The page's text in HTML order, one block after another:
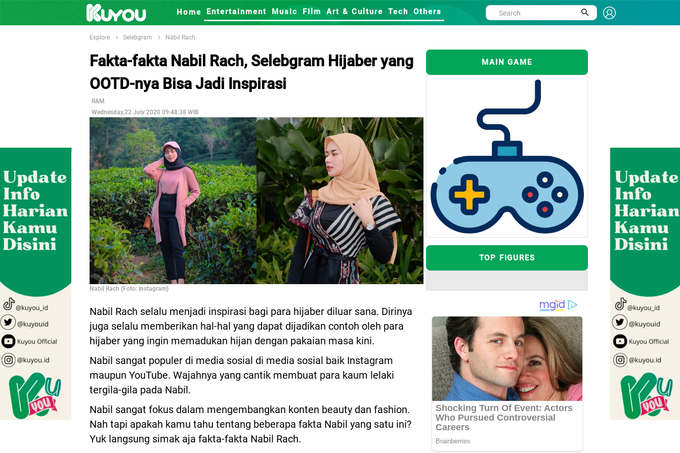
Home Entertainment Music FIlm Art & Culture Tech Others
Explore Selebgram Nabil Rach
Fakta-fakta Nabil Rach, Selebgram Hijaber yang
OOTD-nya Bisa Jadi Inspirasi
RAM
Wednesday,22 July 2020 09:48:38 WIB
Nabil Rach (Foto: Instagram)
Nabil Rach selalu menjadi inspirasi bagi para hijaber diluar sana. Dirinya
juga selalu memberikan hal-hal yang dapat dijadikan contoh oleh para
hijaber yang ingin memadukan hijan dengan pakaian masa kini.
Nabil sangat populer di media sosial di media sosial baik Instagram
maupun YouTube. Wajahnya yang cantik membuat para kaum lelaki
tergila-gila pada Nabil.
Nabil sangat fokus dalam mengembangkan konten beauty dan fashion.
Nah tapi apakah kamu tahu tentang beberapa fakta Nabil yang satu ini?
Yuk langsung simak aja fakta-fakta Nabil Rach.
MAIN GAME
TOP FIGURES